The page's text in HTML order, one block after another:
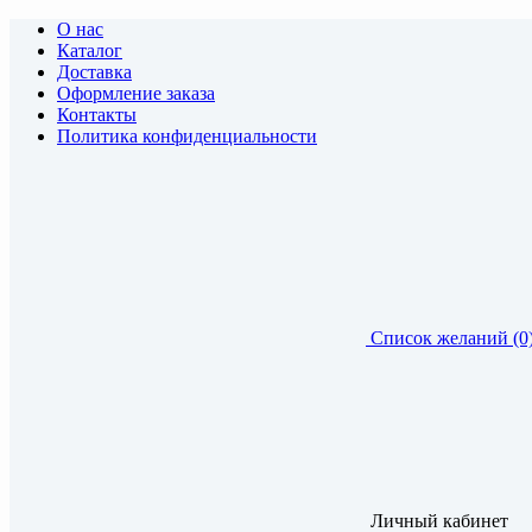
О нас
Каталог
Доставка
Оформление заказа
Контакты
Политика конфиденциальности
Список желаний
Личный кабинет